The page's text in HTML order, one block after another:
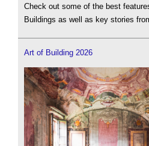
Check out some of the best
Buildings as well as key stories
Art of Building 2026